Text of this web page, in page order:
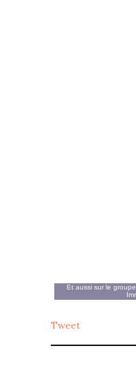
Et aussi sur le groupe
Tweet